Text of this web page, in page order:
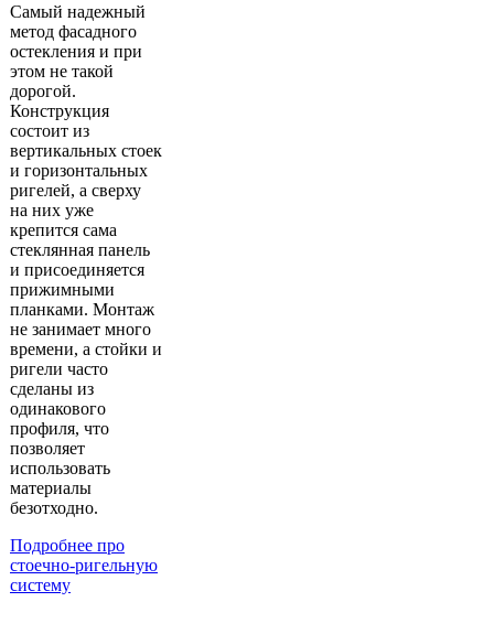
Самый надежный
метод фасадного
остекления и при
этом не такой
дорогой.
Конструкция
состоит из
вертикальных стоек
и горизонтальных
ригелей, а сверху
на них уже
крепится сама
стеклянная панель
и присоединяется
прижимными
планками. Монтаж
не занимает много
времени, а стойки и
ригели часто
сделаны из
одинакового
профиля, что
позволяет
использовать
материалы
безотходно.
Подробнее про
стоечно-ригельную
систему